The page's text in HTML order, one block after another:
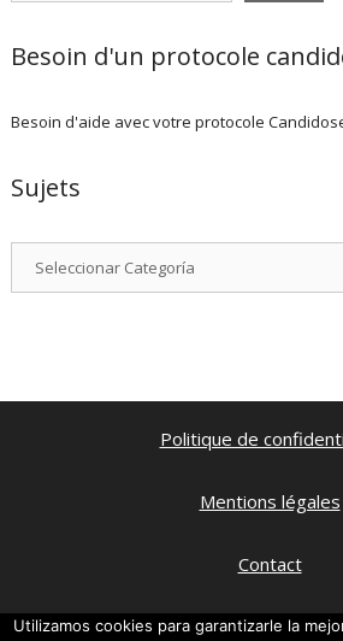
Besoin d'un protocole
Besoin d'aide avec votre protocole
Sujets
Politique de
Mentions légales
Contact
Qui suis je ?
Utilizamos cookies para garantizarle la